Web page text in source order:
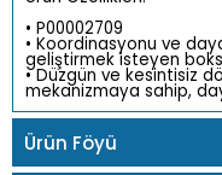
• P00002709
• Koordinasyonu ve
geliştirmek isteyen
• Düzgün ve kesintisiz
mekanizmaya sahip,
Ürün Föyü